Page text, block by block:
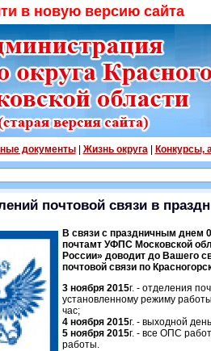
в новую версию сайта
документы| Жизнь округа| Конкурсы,
почтовой связи в
В связи с праздничным днем
почтамт УФПС Московской
России» доводит до Вашего
почтовой связи по
3 ноября 2015г. - отделения
установленному режиму
час;
4 ноября 2015г. - выходной
5 ноября 2015г. - все ОПС
работы.